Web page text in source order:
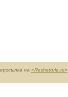
на «Reshetoria.ru»